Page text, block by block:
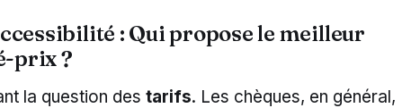
: Qui propose le meilleur
prix ?
la question des tarifs. Les chèques, en général,